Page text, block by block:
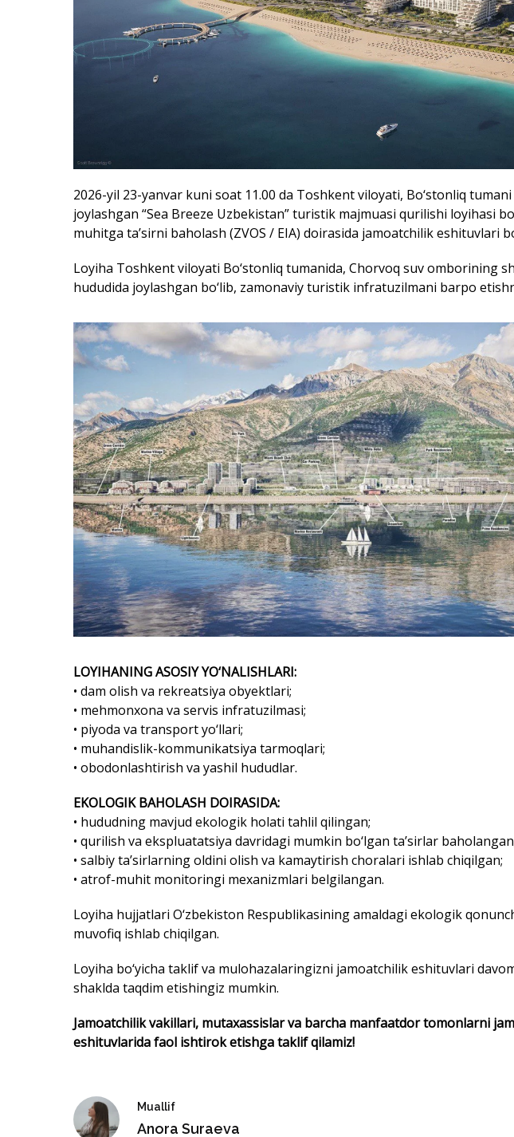
2026-yil 23-yanvar kuni soat 11.00 da Toshkent viloyati, Bo‘stonliq
joylashgan “Sea Breeze Uzbekistan” turistik majmuasi qurilishi loyihasi
muhitga ta’sirni baholash (ZVOS / EIA) doirasida jamoatchilik eshituvlari
Loyiha Toshkent viloyati Bo‘stonliq tumanida, Chorvoq suv omborining
hududida joylashgan bo‘lib, zamonaviy turistik infratuzilmani barpo
LOYIHANING ASOSIY YO‘NALISHLARI:
• dam olish va rekreatsiya obyektlari;
• mehmonxona va servis infratuzilmasi;
• piyoda va transport yo‘llari;
• muhandislik-kommunikatsiya tarmoqlari;
• obodonlashtirish va yashil hududlar.
EKOLOGIK BAHOLASH DOIRASIDA:
• hududning mavjud ekologik holati tahlil qilingan;
• qurilish va ekspluatatsiya davridagi mumkin bo‘lgan ta’sirlar baholangan;
• salbiy ta’sirlarning oldini olish va kamaytirish choralari ishlab chiqilgan;
• atrof-muhit monitoringi mexanizmlari belgilangan.
muvofiq ishlab chiqilgan.
Loyiha bo‘yicha taklif va mulohazalaringizni jamoatchilik eshituvlari
shaklda taqdim etishingiz mumkin.
Jamoatchilik vakillari, mutaxassislar va barcha manfaatdor tomonlarni
eshituvlarida faol ishtirok etishga taklif qilamiz!
Muallif
Anora Suraeva